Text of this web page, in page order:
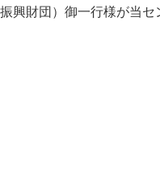
財団）御一行様が当セ